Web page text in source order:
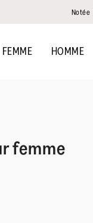
Notée
FEMME HOMME
femme